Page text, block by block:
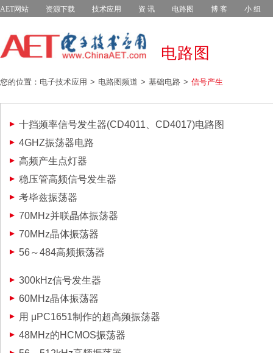
AET网站 资源下载 技术应用 资 讯 电路图 博 客 小 组
电路图
您的位置：电子技术应用 电路图频道 基础电路 信号产生
十挡频率信号发生器(CD4011、CD4017)电路图
4GHZ振荡器电路
高频产生点灯器
稳压管高频信号发生器
考毕兹振荡器
70MHz并联晶体振荡器
70MHz晶体振荡器
56～484高频振荡器
300kHz信号发生器
60MHz晶体振荡器
用 μPC1651制作的超高频振荡器
48MHz的HCMOS振荡器